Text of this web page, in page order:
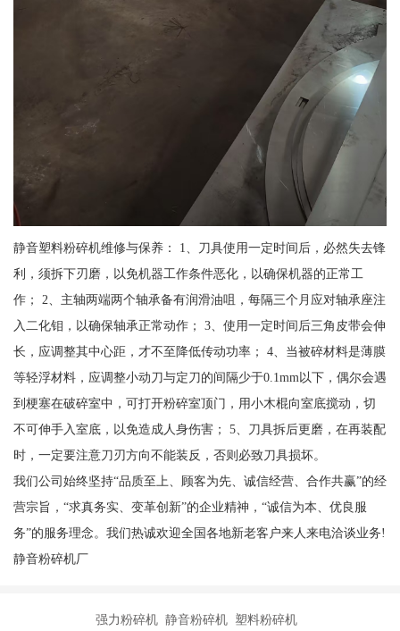
静音塑料粉碎机维修与保养： 1、刀具使用一定时间后，必然失去锋
利，须拆下刃磨，以免机器工作条件恶化，以确保机器的正常工
作； 2、主轴两端两个轴承备有润滑油咀，每隔三个月应对轴承座注
入二化钼，以确保轴承正常动作； 3、使用一定时间后三角皮带会伸
长，应调整其中心距，才不至降低传动功率； 4、当被碎材料是薄膜
等轻浮材料，应调整小动刀与定刀的间隔少于0.1mm以下，偶尔会遇
到梗塞在破碎室中，可打开粉碎室顶门，用小木棍向室底搅动，切
不可伸手入室底，以免造成人身伤害； 5、刀具拆后更磨，在再装配
时，一定要注意刀刃方向不能装反，否则必致刀具损坏。
我们公司始终坚持“品质至上、顾客为先、诚信经营、合作共赢”的经
营宗旨，“求真务实、变革创新”的企业精神，“诚信为本、优良服
务”的服务理念。我们热诚欢迎全国各地新老客户来人来电洽谈业务!
静音粉碎机厂
强力粉碎机 静音粉碎机 塑料粉碎机